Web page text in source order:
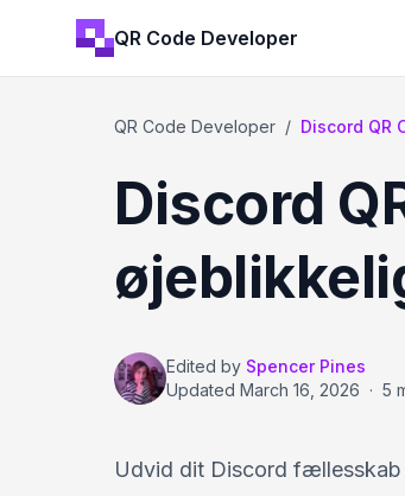
QR Code Developer
QR Code Developer / Discord QR
Discord
Edited by Spencer Pines
Updated March 16, 2026 · 5
Udvid dit Discord fællesskab